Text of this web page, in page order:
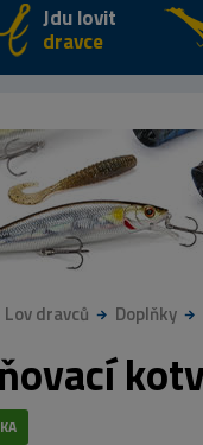
Jdu lovit
dravce
Lov dravců Doplňky